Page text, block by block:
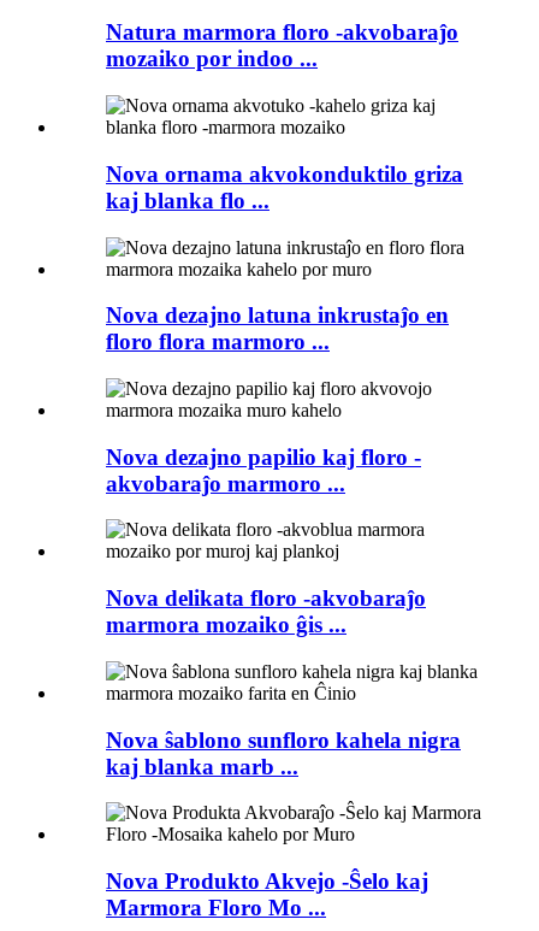
Natura marmora floro -akvobaraĵo
mozaiko por indoo ...
Nova ornama akvokonduktilo griza
kaj blanka flo ...
Nova dezajno latuna inkrustaĵo en
floro flora marmoro ...
Nova dezajno papilio kaj floro -
akvobaraĵo marmoro ...
Nova delikata floro -akvobaraĵo
marmora mozaiko ĝis ...
Nova ŝablono sunfloro kahela nigra
kaj blanka marb ...
Nova Produkto Akvejo -Ŝelo kaj
Marmora Floro Mo ...